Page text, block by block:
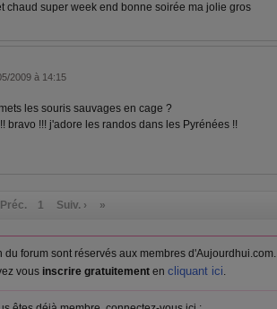
chaud super week end bonne soirée ma jolie gros
2009 à 14:15
les souris sauvages en cage ?
bravo !!! j'adore les randos dans les Pyrénées !!
Préc. 1 Suiv. › »
du forum sont réservés aux membres d'Aujourdhui.com.
vous inscrire gratuitementen cliquant ici.